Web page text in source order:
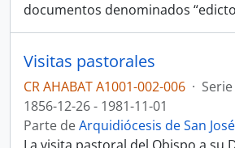
documentos denominados
Visitas pastorales
CR AHABAT A1001-002-006 · Serie
1856-12-26 - 1981-11-01
Parte deArquidiócesis de San José